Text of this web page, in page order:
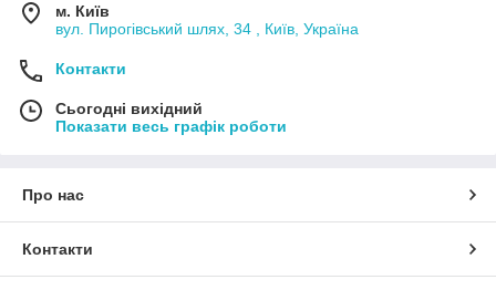
м. Київ
вул. Пирогівський шлях, 34 , Київ, Україна
Контакти
Сьогодні вихідний
Показати весь графік роботи
Про нас
Контакти